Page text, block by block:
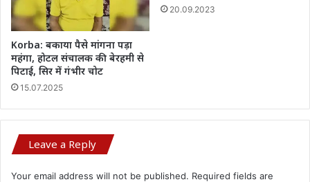
Korba: बकाया पैसे मांगना पड़ा
महंगा, होटल संचालक की बेरहमी से
पिटाई, सिर में गंभीर चोट
15.07.2025
20.09.2023
Leave a Reply
Your email address will not be published. Required fields are